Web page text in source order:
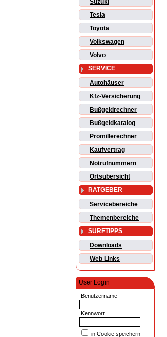
Suzuki
Tesla
Toyota
Volkswagen
Volvo
SERVICE
Autohäuser
Kfz-Versicherung
Bußgeldrechner
Bußgeldkatalog
Promillerechner
Kaufvertrag
Notrufnummern
Ortsübersicht
RATGEBER
Servicebereiche
Themenbereiche
SURFTIPPS
Downloads
Web Links
User Login
Benutzername
Kennwort
in Cookie speichern